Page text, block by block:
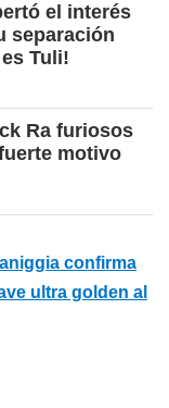
el interés
separación
Tuli!
Ra furiosos
motivo
confirma
ultra golden al